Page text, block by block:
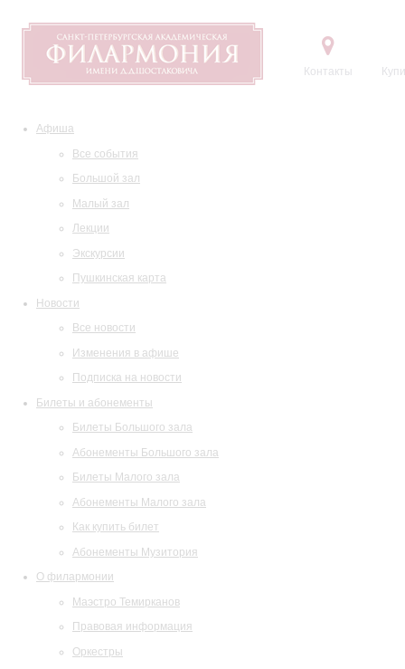
Контакты
Афиша
Все события
Большой зал
Малый зал
Лекции
Экскурсии
Пушкинская карта
Новости
Все новости
Изменения в афише
Подписка на новости
Билеты и абонементы
Билеты Большого зала
Абонементы Большого зала
Билеты Малого зала
Абонементы Малого зала
Как купить билет
Абонементы Музитория
О филармонии
Маэстро Темирканов
Правовая информация
Оркестры